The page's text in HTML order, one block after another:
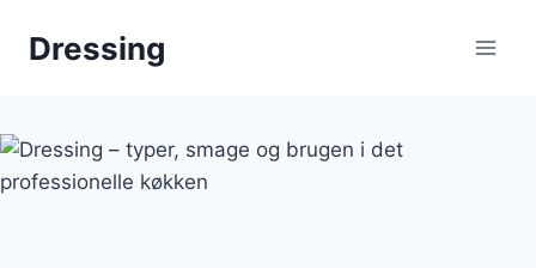
Dressing